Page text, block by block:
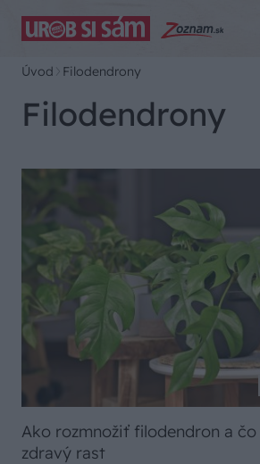
Úvod Filodendrony
Filodendrony
Ako rozmnožiť filodendron a
zdravý rast